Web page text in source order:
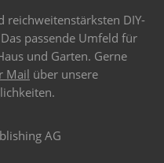
reichweitenstärksten DIY-
passende Umfeld für
und Garten. Gerne
Mail über unsere
AG